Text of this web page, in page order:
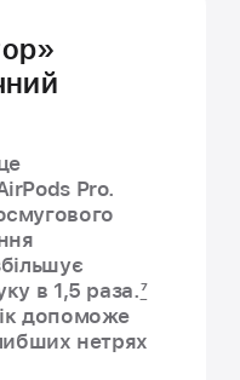
Pro.
в 1,5 раза.7
допоможе
нетрях